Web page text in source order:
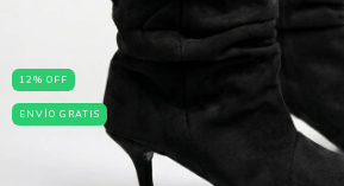
12% OFF
ENVÍO GRATIS